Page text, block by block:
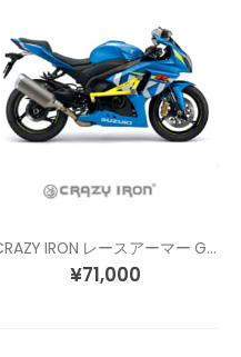
CRAZY IRON レースアーマー GSX-R1000 (09-16)
¥71,000